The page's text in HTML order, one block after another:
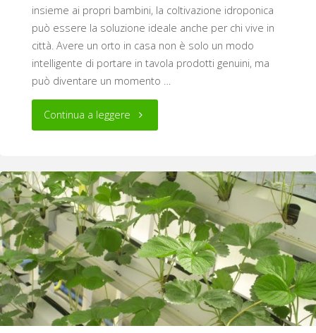
insieme ai propri bambini, la coltivazione idroponica
può essere la soluzione ideale anche per chi vive in
città. Avere un orto in casa non è solo un modo
intelligente di portare in tavola prodotti genuini, ma
può diventare un momento …
Continua a leggere "Idroponica
bambini:
divertimento
in
natura
per
i